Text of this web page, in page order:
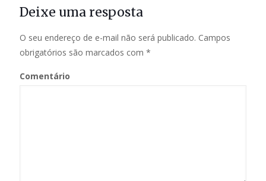
Deixe uma resposta
O seu endereço de e-mail não será publicado. Campos
obrigatórios são marcados com *
Comentário